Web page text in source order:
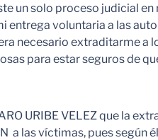
un solo proceso judicial
voluntaria a las
necesario extraditarme a
para estar seguros de
URIBE VELEZ que la
a las víctimas, pues